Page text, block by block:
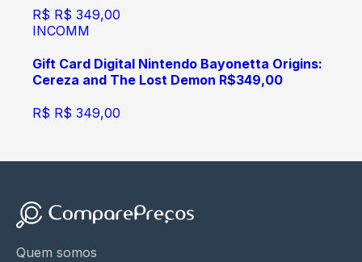
R$ R$ 349,00
INCOMM
Gift Card Digital Nintendo Bayonetta Origins:
Cereza and The Lost Demon R$349,00
R$ R$ 349,00
Quem somos